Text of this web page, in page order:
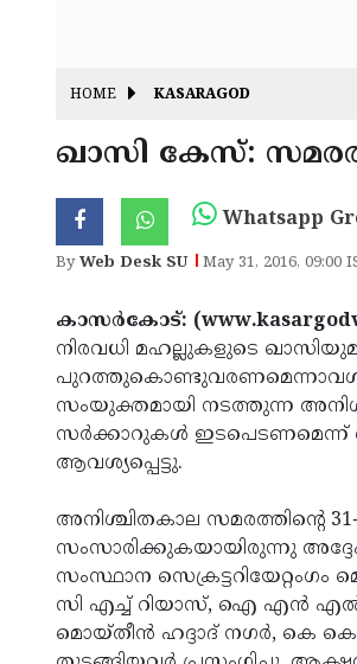
HOME KASARAGOD
ഖാസി കേസ്:
Whatsapp
ByWeb Desk SU May 31, 2016, 09:00
കാസര്‍കോട്:
നിരവധി മഹല്ലുകളുടെ
സംയുക്തമായി നടത്തുന്ന
സര്‍ക്കാറുകള്‍
ആവശ്യപ്പെട്ടു.
അനിശ്ചിതകാല സമരത്തിന്റെ
സംസാരിക്കുകയായിരുന്നു
സംസ്ഥാന
സി എച്ച് റിയാസ്, ഐ എന്‍ എല്‍
മൊയ്തീന്‍ ഹദ്ദാദ് നഗര്‍, കെ